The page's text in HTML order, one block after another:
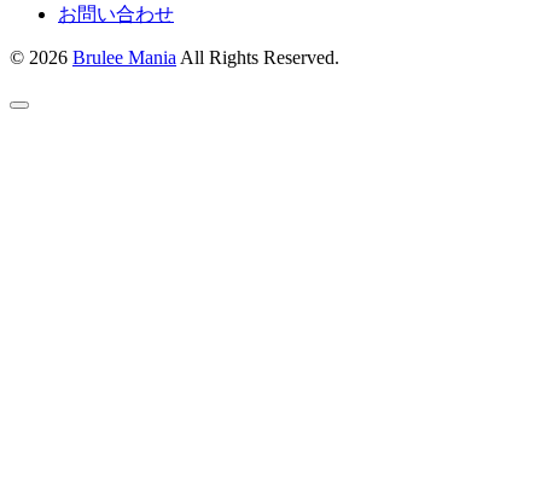
お問い合わせ
© 2026 Brulee Mania All Rights Reserved.